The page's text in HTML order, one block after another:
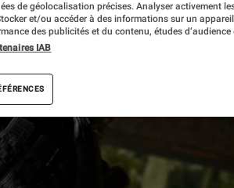
de géolocalisation précises. Analyser activement
et/ou accéder à des informations sur un
des publicités et du contenu, études
IAB